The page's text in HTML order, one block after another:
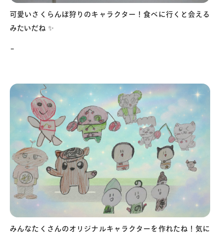
可愛いさくらんぼ狩りのキャラクター！食べに行くと会える
みたいだね ✨
–
みんなたくさんのオリジナルキャラクターを作れたね！気に